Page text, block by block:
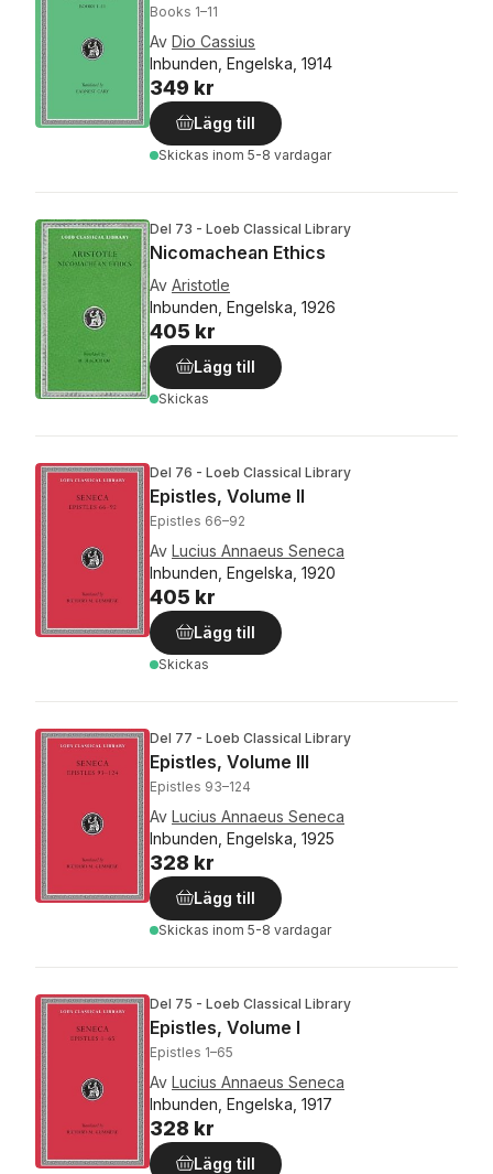
Books 1–11
Av Dio Cassius
Inbunden, Engelska, 1914
349 kr
Lägg till
Skickas inom 5-8 vardagar
Del 73 - Loeb Classical Library
Nicomachean Ethics
Av Aristotle
Inbunden, Engelska, 1926
405 kr
Lägg till
Skickas
Del 76 - Loeb Classical Library
Epistles, Volume II
Epistles 66–92
Av Lucius Annaeus Seneca
Inbunden, Engelska, 1920
405 kr
Lägg till
Skickas
Del 77 - Loeb Classical Library
Epistles, Volume III
Epistles 93–124
Av Lucius Annaeus Seneca
Inbunden, Engelska, 1925
328 kr
Lägg till
Skickas inom 5-8 vardagar
Del 75 - Loeb Classical Library
Epistles, Volume I
Epistles 1–65
Av Lucius Annaeus Seneca
Inbunden, Engelska, 1917
328 kr
Lägg till